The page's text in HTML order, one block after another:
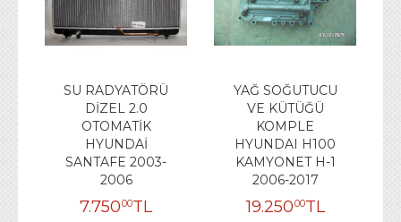
SU RADYATÖRÜ
DİZEL 2.0
OTOMATİK
HYUNDAİ
SANTAFE 2003-
2006
7.75000TL
YAĞ SOĞUTUCU
VE KÜTÜĞÜ
KOMPLE
HYUNDAI H100
KAMYONET H-1
2006-2017
19.25000TL